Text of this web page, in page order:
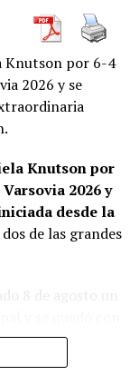
el primer parcial
había
a Damir
conseguir otra
en un
Ninguno
terminó
Knutson por 6-4
2026 y se
Knutson por
2026 y
desde la
de las grandes
8 de agosto un
final a Knutson,
WTA registra al